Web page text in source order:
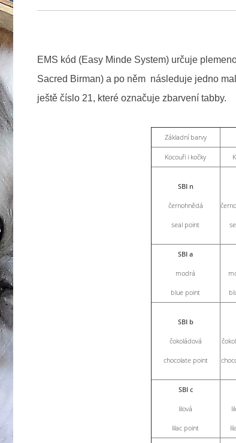
EMS kód (Easy Minde System) určuje
Sacred Birman) a po něm následuje jedno
ještě číslo 21, které označuje zbarvení tabby.
Základní barvy
Kocouři i kočky
SBI n
černohnědá
seal point
SBI a
modrá
blue point
SBI b
čokoládová
chocolate point
SBI c
lilová
lilac point